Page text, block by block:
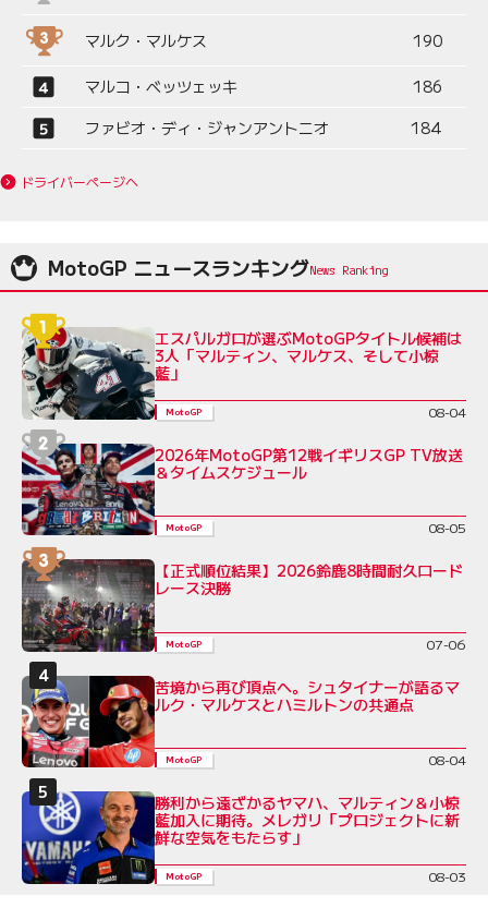
マルク・マルケス 190
マルコ・ベッツェッキ
186
ファビオ・ディ・ジャンアントニオ
184
ドライバーページへ
MotoGP ニュースランキング
エスパルガロが選ぶMotoGPタイトル候補は
3人「マルティン、マルケス、そして小椋
藍」
MotoGP 08-04
2026年MotoGP第12戦イギリスGP TV放送
＆タイムスケジュール
MotoGP 08-05
【正式順位結果】2026鈴鹿8時間耐久ロード
レース決勝
MotoGP 07-06
苦境から再び頂点へ。シュタイナーが語るマ
ルク・マルケスとハミルトンの共通点
MotoGP 08-04
勝利から遠ざかるヤマハ、マルティン＆小椋
藍加入に期待。メレガリ「プロジェクトに新
鮮な空気をもたらす」
MotoGP 08-03